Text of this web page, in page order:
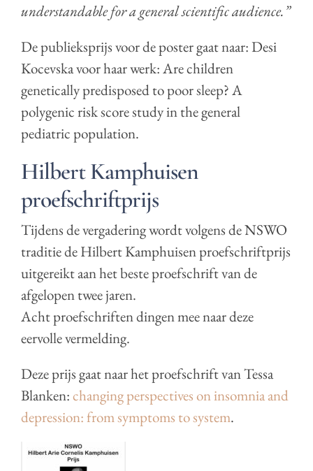
understandable for a general scientific audience.”
De publieksprijs voor de poster gaat naar: Desi
Kocevska voor haar werk: Are children
genetically predisposed to poor sleep? A
polygenic risk score study in the general
pediatric population.
Hilbert Kamphuisen
proefschriftprijs
Tijdens de vergadering wordt volgens de NSWO
traditie de Hilbert Kamphuisen proefschriftprijs
uitgereikt aan het beste proefschrift van de
afgelopen twee jaren.
Acht proefschriften dingen mee naar deze
eervolle vermelding.
Deze prijs gaat naar het proefschrift van Tessa
Blanken:changing perspectives on insomnia and
depression: from symptoms to system.